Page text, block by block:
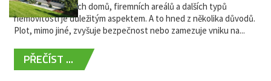
Oplocení rodinných domů, firemních areálů a dalších typů
nemovitostí je důležitým aspektem. A to hned z několika důvodů.
Plot, mimo jiné, zvyšuje bezpečnost nebo zamezuje vniku na...
PŘEČÍST ...